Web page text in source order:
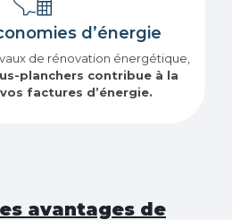
d’énergie
de rénovation énergétique,
planchers contribue à la
factures d’énergie.
avantages de